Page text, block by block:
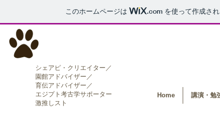
このホームページは .com を使って作成さ
​シェアピ・クリエイター／
​園館アドバイザー／
​​育伝アドバイザー／
​エジプト考古学サポーター
​激推しスト
Home 講演・勉